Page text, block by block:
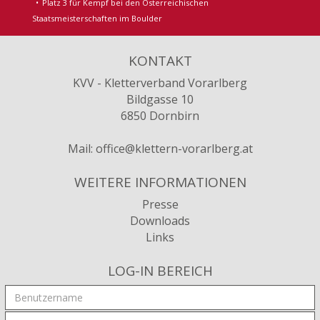
Platz 3 für Kempf bei den Österreichischen
Staatsmeisterschaften im Boulder
KONTAKT
KVV - Kletterverband Vorarlberg
Bildgasse 10
6850 Dornbirn
Mail: office@klettern-vorarlberg.at
WEITERE INFORMATIONEN
Presse
Downloads
Links
LOG-IN BEREICH